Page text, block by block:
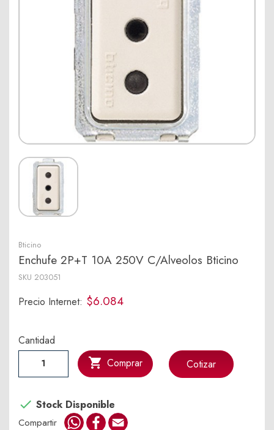
Bticino
Enchufe 2P+T 10A 250V C/Alveolos Bticino
SKU 203051
Precio Internet: $6.084
Cantidad
 Comprar
 Stock Disponible
Cotizar
Compartir WhatsApp
Facebook